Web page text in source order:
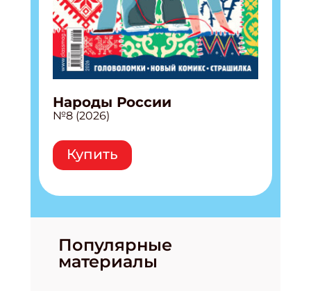
Народы России
№8 (2026)
Купить
Популярные
материалы